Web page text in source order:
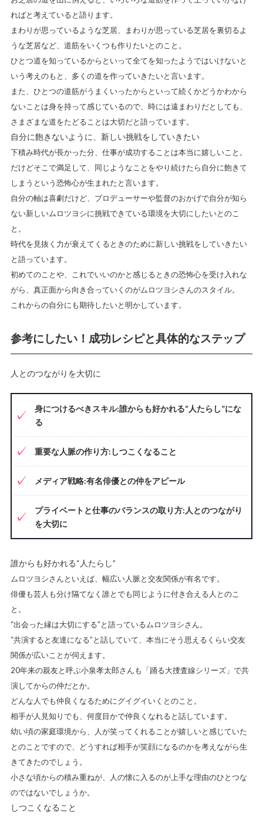
ればと考えていると語ります。
まわりが思っているような芝居、まわりが思っている芝居を裏切るよ
うな芝居など、道筋をいくつも作りたいとのこと。
ひとつ道を知っているからといって全てを知ったようではいけないと
いう考えのもと、多くの道を作っていきたいと言います。
また、ひとつの道筋がうまくいったからといって続くかどうかわから
ないことは身を持って感じているので、時には遠まわりだとしても、
さまざまな道をたどることは大切だと語っています。
自分に飽きないように、新しい挑戦をしていきたい
下積み時代が長かった分、仕事が成功することは本当に嬉しいこと。
だけどそこで満足して、同じようなことをやり続けたら自分に飽きて
しまうという恐怖心が生まれたと言います。
自分の軸は喜劇だけど、プロデューサーや監督のおかげで自分が知ら
ない新しいムロツヨシに挑戦できている環境を大切にしたいとのこ
と。
時代を見抜く力が衰えてくるときのために新しい挑戦をしていきたい
と語っています。
初めてのことや、これでいいのかと感じるときの恐怖心を受け入れな
がら、真正面から向き合っていくのがムロツヨシさんのスタイル。
これからの自分にも期待したいと明かしています。
参考にしたい！成功レシピと具体的なステップ
人とのつながりを大切に
身につけるべきスキル:誰からも好かれる“人たらし”にな
る
重要な人脈の作り方:しつこくなること
メディア戦略:有名俳優との仲をアピール
プライベートと仕事のバランスの取り方:人とのつながり
を大切に
誰からも好かれる“人たらし”
ムロツヨシさんといえば、幅広い人脈と交友関係が有名です。
俳優も芸人も分け隔てなく誰とでも同じように付き合える人とのこ
と。
“出会った縁は大切にする”と語っているムロツヨシさん。
“共演すると友達になる”と話していて、本当にそう思えるくらい交友
関係が広いことが伺えます。
20年来の親友と呼ぶ小泉孝太郎さんも「踊る大捜査線シリーズ」で共
演してからの仲だとか。
どんな人でも仲良くなるためにグイグイいくとのこと。
相手が人見知りでも、何度目かで仲良くなれると話しています。
幼い頃の家庭環境から、人が笑ってくれることが嬉しいと感じていた
とのことですので、どうすれば相手が笑顔になるのかを考えながら生
きてきたのでしょう。
小さな頃からの積み重ねが、人の懐に入るのが上手な理由のひとつな
のではないでしょうか。
しつこくなること